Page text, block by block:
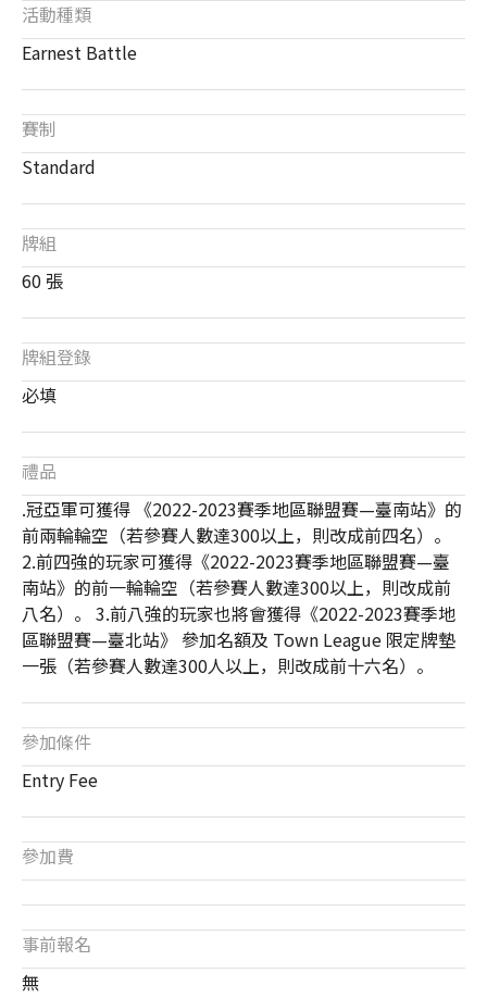
活動種類
Earnest Battle
賽制
Standard
牌組
60 張
牌組登錄
必填
禮品
.冠亞軍可獲得 《2022-2023賽季地區聯盟賽—臺南站》的
前兩輪輪空（若參賽人數達300以上，則改成前四名）。
2.前四強的玩家可獲得《2022-2023賽季地區聯盟賽—臺
南站》的前一輪輪空（若參賽人數達300以上，則改成前
八名）。 3.前八強的玩家也將會獲得《2022-2023賽季地
區聯盟賽—臺北站》 參加名額及 Town League 限定牌墊
一張（若參賽人數達300人以上，則改成前十六名）。
參加條件
Entry Fee
參加費
事前報名
無